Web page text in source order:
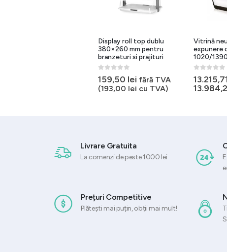
Display roll top dublu
380×260 mm pentru
branzeturi si prajituri
0 out of 5
159,50 lei fără TVA
(193,00 lei cu TVA)
Vitrină
expunere
1020/
0 out of 5
13.215,71
Livrare Gratuita
La comenzi de peste 1000 lei
Prețuri Competitive
Plătești mai puțin, obții mai mult!